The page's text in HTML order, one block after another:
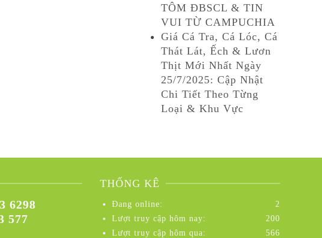
TÔM ĐBSCL & TIN
VUI TỪ CAMPUCHIA
Giá Cá Tra, Cá Lóc, Cá
Thát Lát, Ếch & Lươn
Thịt Mới Nhất Ngày
25/7/2025: Cập Nhật
Chi Tiết Theo Từng
Loại & Khu Vực
6298
577
THỐNG KÊ
2
Đang online:
200
Lượt truy cập hôm nay:
566
Lượt truy cập hôm qua: